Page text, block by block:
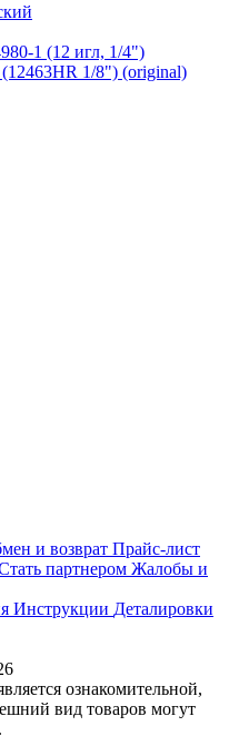
1 (12 игл, 1/4")
(12463HR 1/8") (original)
и возврат Прайс-лист
партнером Жалобы и
Инструкции Деталировки
ознакомительной,
вид товаров могут